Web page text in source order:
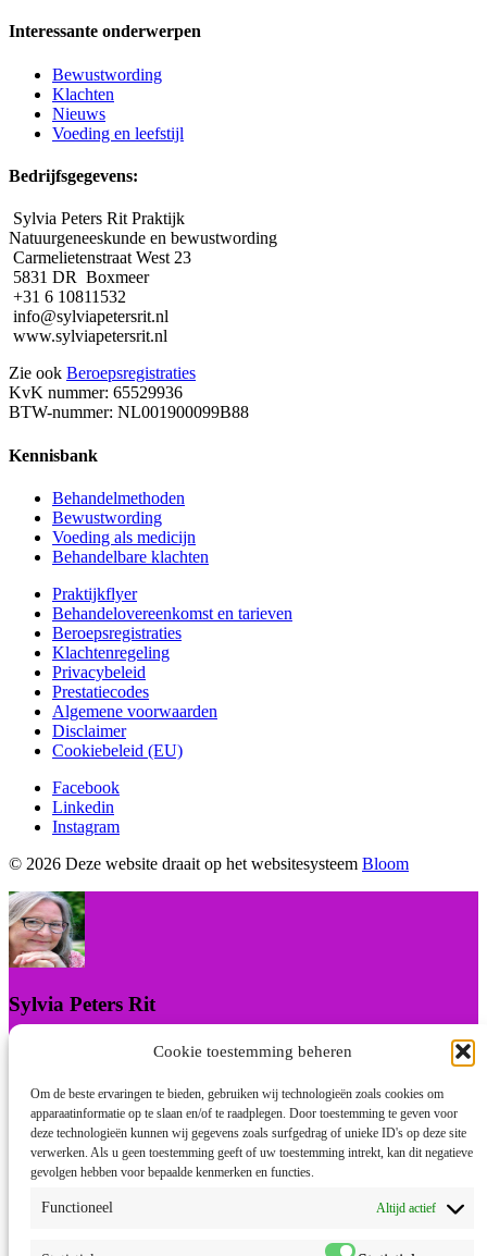
Cookie toestemming beheren
Om de beste ervaringen te bieden, gebruiken wij technologieën zoals cookies om
apparaatinformatie op te slaan en/of te raadplegen. Door toestemming te geven voor
deze technologieën kunnen wij gegevens zoals surfgedrag of unieke ID's op deze site
verwerken. Als u geen toestemming geeft of uw toestemming intrekt, kan dit negatieve
gevolgen hebben voor bepaalde kenmerken en functies.
Functioneel Altijd actief
Interessante onderwerpen
Bewustwording
Klachten
Nieuws
Voeding en leefstijl
Bedrijfsgegevens:
Sylvia Peters Rit Praktijk
Natuurgeneeskunde en bewustwording
Carmelietenstraat West 23
5831 DR Boxmeer
+31 6 10811532
info@sylviapetersrit.nl
www.sylviapetersrit.nl
Zie ook Beroepsregistraties
KvK nummer: 65529936
BTW-nummer: NL001900099B88
Kennisbank
Behandelmethoden
Bewustwording
Voeding als medicijn
Behandelbare klachten
Praktijkflyer
Behandelovereenkomst en tarieven
Beroepsregistraties
Klachtenregeling
Privacybeleid
Prestatiecodes
Algemene voorwaarden
Disclaimer
Cookiebeleid (EU)
Facebook
Linkedin
Instagram
© 2026 Deze website draait op het websitesysteem Bloom
Sylvia Peters Rit
Praktijk Natuurgeneeskunde & Bewustwording
Hallo 👋
Start Chat met Sylvia: